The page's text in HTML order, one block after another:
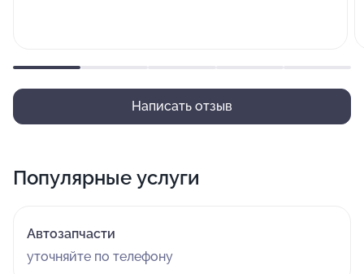
Написать отзыв
Популярные услуги
Автозапчасти
уточняйте по телефону